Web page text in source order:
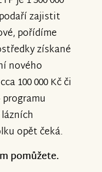
zajistit
pořídíme
získané
nového
100 000 Kč či
opět čeká.
pomůžete.